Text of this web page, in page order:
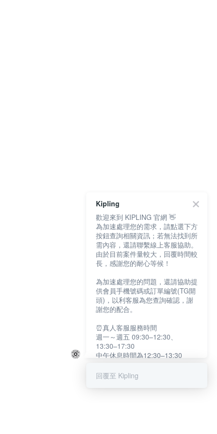
Kipling
歡迎來到 KIPLING 官網 👋
為加速處理您的需求，請點選下方
按鈕查詢相關資訊；若無法找到所
需內容，還請聯繫線上客服協助。
由於目前案件量較大，回覆時間較
長，感謝您的耐心等候！
為加速處理您的問題，還請協助提
供會員手機號碼或訂單編號(TG開
頭)，以利客服為您查詢確認，謝
謝您的配合。
⏰真人客服服務時間
週一～週五 09:30–12:30、
13:30–17:30
中午休息時間為12:30–13:30
提醒您：系統會自動已讀訊息，如
回覆至 Kipling